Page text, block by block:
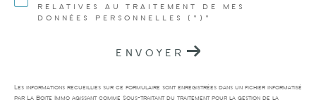
RELATIVES AU TRAITEMENT DE MES
DONNÉES PERSONNELLES (*)*
ENVOYER
Les informations recueillies sur ce formulaire sont enregistrées dans un fichier informatisé
par La Boite Immo agissant comme Sous-traitant du traitement pour la gestion de la